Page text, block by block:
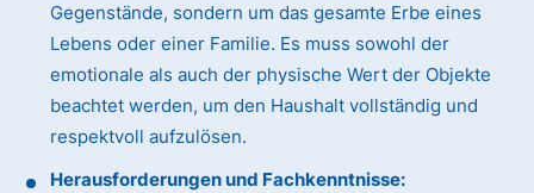
Gegenstände, sondern um das gesamte Erbe eines
Lebens oder einer Familie. Es muss sowohl der
emotionale als auch der physische Wert der Objekte
beachtet werden, um den Haushalt vollständig und
respektvoll aufzulösen.
Herausforderungen und Fachkenntnisse: